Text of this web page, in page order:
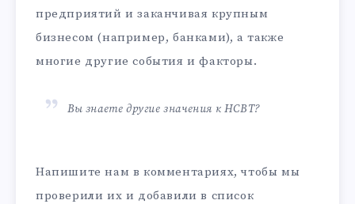
предприятий и заканчивая крупным
бизнесом (например, банками), а также
многие другие события и факторы.
Вы знаете другие значения к НСВТ?
Напишите нам в комментариях, чтобы мы
проверили их и добавили в список